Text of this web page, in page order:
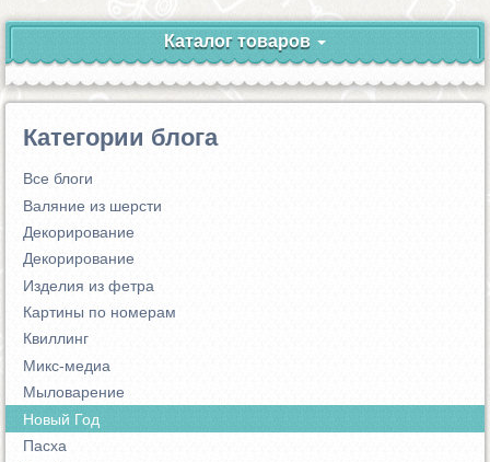
Каталог товаров
Категории блога
Все блоги
Валяние из шерсти
Декорирование
Декорирование
Изделия из фетра
Картины по номерам
Квиллинг
Микс-медиа
Мыловарение
Новый Год
Пасха